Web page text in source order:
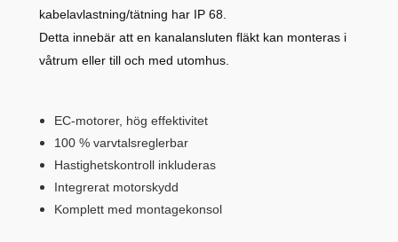
kabelavlastning/tätning har IP 68.
Detta innebär att en kanalansluten fläkt kan monteras i
våtrum eller till och med utomhus.
EC-motorer, hög effektivitet
100 % varvtalsreglerbar
Hastighetskontroll inkluderas
Integrerat motorskydd
Komplett med montagekonsol